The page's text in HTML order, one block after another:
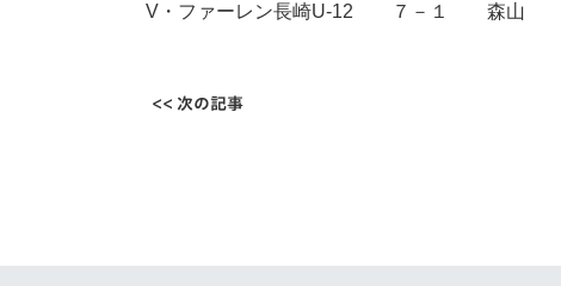
ホームタウン活動
V・ファーレン長崎U-12 ７－１ 森山
<< 次の記事